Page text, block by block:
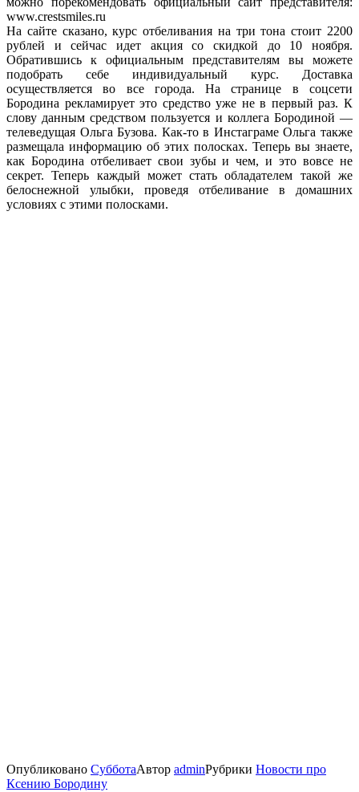
www.crestsmiles.ru
На сайте сказано, курс отбеливания на три тона стоит 2200
рублей и сейчас идет акция со скидкой до 10 ноября.
Обратившись к официальным представителям вы можете
подобрать себе индивидуальный курс. Доставка
осуществляется во все города. На странице в соцсети
Бородина рекламирует это средство уже не в первый раз. К
слову данным средством пользуется и коллега Бородиной —
телеведущая Ольга Бузова. Как-то в Инстаграме Ольга также
размещала информацию об этих полосках. Теперь вы знаете,
как Бородина отбеливает свои зубы и чем, и это вовсе не
секрет. Теперь каждый может стать обладателем такой же
белоснежной улыбки, проведя отбеливание в домашних
условиях с этими полосками.
Опубликовано СубботаАвтор adminРубрики Новости про
Ксению Бородину